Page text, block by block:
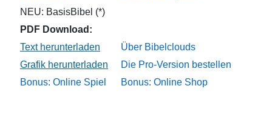
NEU: BasisBibel (*)
PDF Download:
Über Bibelclouds
Die Pro-Version bestellen
Bonus: Online Spiel
Bonus: Online Shop